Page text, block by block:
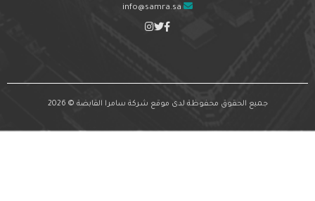
info@samra.sa
جميع الحقوق محفوظة لدى موقع شركة سامرا القابضة © 2026